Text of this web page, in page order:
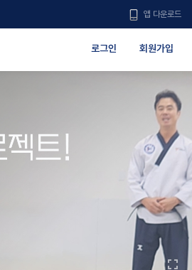
앱 다운로드
로그인 회원가입